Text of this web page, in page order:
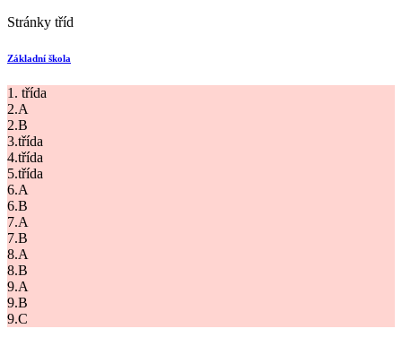
Stránky tříd
Základní škola
1. třída
2.A
2.B
3.třída
4.třída
5.třída
6.A
6.B
7.A
7.B
8.A
8.B
9.A
9.B
9.C